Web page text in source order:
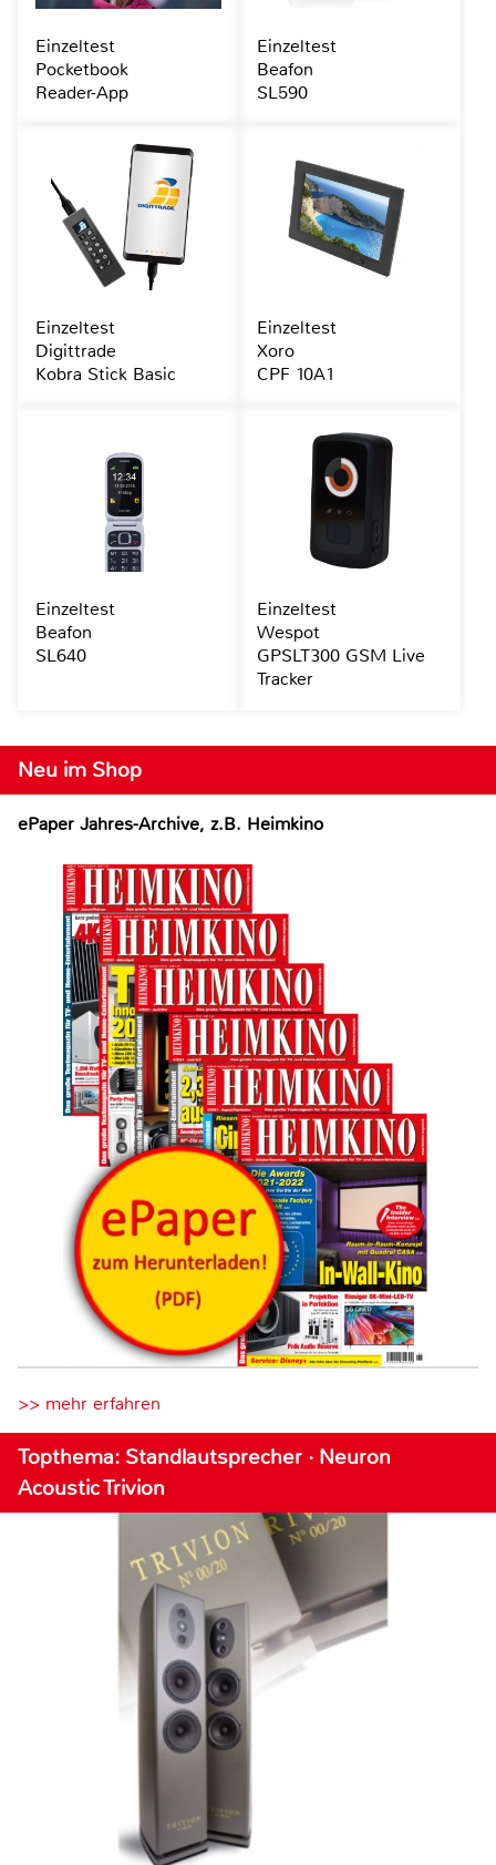
Neu im Shop
ePaper Jahres-Archive, z.B. Heimkino
>> mehr erfahren
Topthema: Standlautsprecher · Neuron
Acoustic Trivion
Einzeltest
Pocketbook
Reader-App
Einzeltest
Beafon
SL590
Einzeltest
Digittrade
Kobra Stick Basic
Einzeltest
Xoro
CPF 10A1
Einzeltest
Beafon
SL640
Einzeltest
Wespot
GPSLT300 GSM Live
Tracker